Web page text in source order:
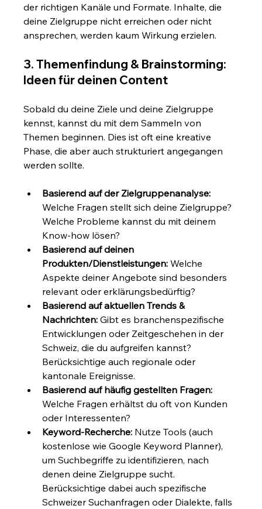
der richtigen Kanäle und Formate. Inhalte, die
deine Zielgruppe nicht erreichen oder nicht
ansprechen, werden kaum Wirkung erzielen.
3. Themenfindung & Brainstorming:
Ideen für deinen Content
Sobald du deine Ziele und deine Zielgruppe
kennst, kannst du mit dem Sammeln von
Themen beginnen. Dies ist oft eine kreative
Phase, die aber auch strukturiert angegangen
werden sollte.
Basierend auf der Zielgruppenanalyse:
Welche Fragen stellt sich deine Zielgruppe?
Welche Probleme kannst du mit deinem
Know-how lösen?
Basierend auf deinen
Produkten/Dienstleistungen: Welche
Aspekte deiner Angebote sind besonders
relevant oder erklärungsbedürftig?
Basierend auf aktuellen Trends &
Nachrichten: Gibt es branchenspezifische
Entwicklungen oder Zeitgeschehen in der
Schweiz, die du aufgreifen kannst?
Berücksichtige auch regionale oder
kantonale Ereignisse.
Basierend auf häufig gestellten Fragen:
Welche Fragen erhältst du oft von Kunden
oder Interessenten?
Keyword-Recherche: Nutze Tools (auch
kostenlose wie Google Keyword Planner),
um Suchbegriffe zu identifizieren, nach
denen deine Zielgruppe sucht.
Berücksichtige dabei auch spezifische
Schweizer Suchanfragen oder Dialekte, falls